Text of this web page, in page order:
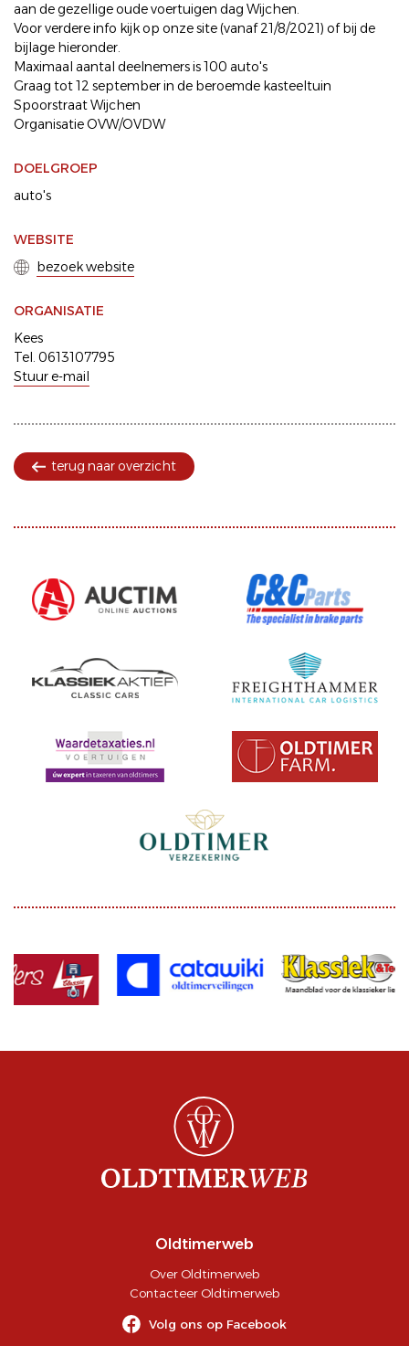
aan de gezellige oude voertuigen dag Wijchen.
Voor verdere info kijk op onze site (vanaf 21/8/2021) of bij de
bijlage hieronder.
Maximaal aantal deelnemers is 100 auto's
Graag tot 12 september in de beroemde kasteeltuin
Spoorstraat Wijchen
Organisatie OVW/OVDW
DOELGROEP
auto's
WEBSITE
bezoek website
ORGANISATIE
Kees
Tel. 0613107795
Stuur e-mail
terug naar overzicht
Oldtimerweb
Over Oldtimerweb
Contacteer Oldtimerweb
Volg ons op Facebook